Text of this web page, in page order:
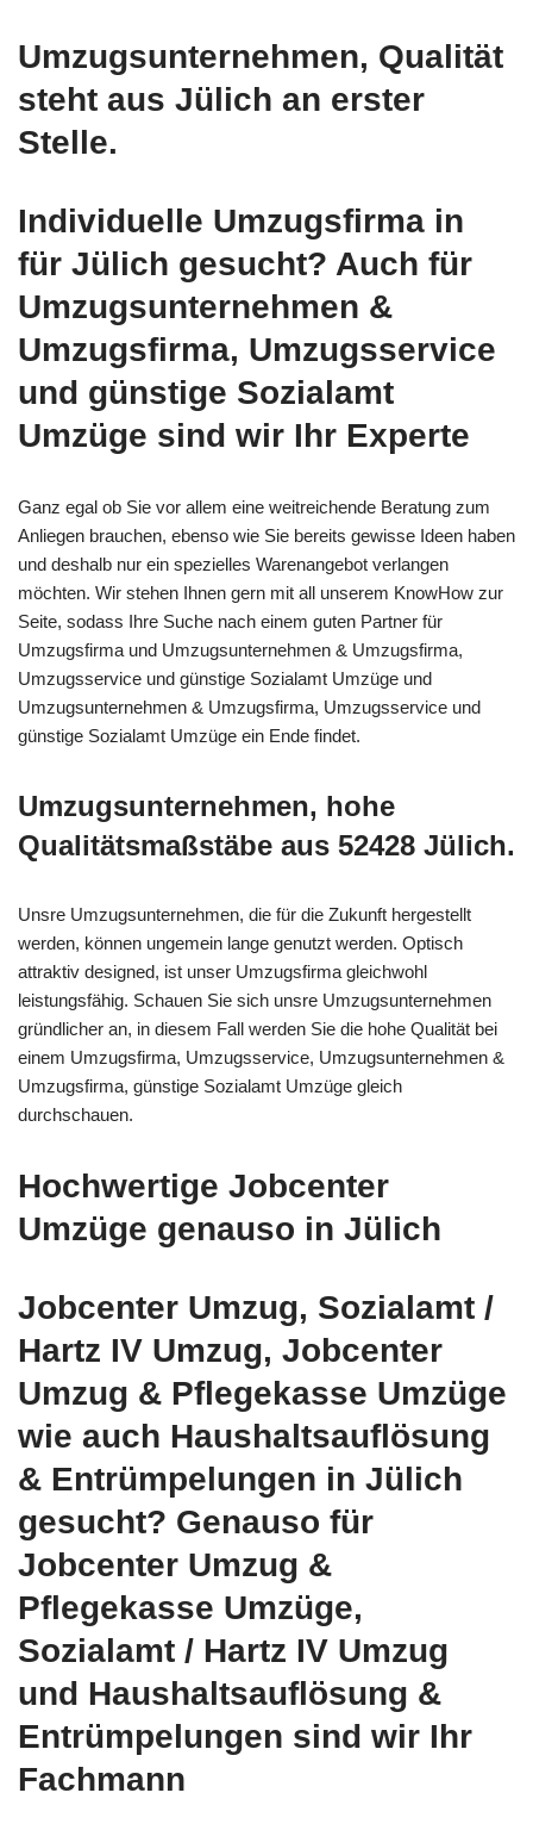
Umzugsunternehmen, Qualität
steht aus Jülich an erster
Stelle.
Individuelle Umzugsfirma in
für Jülich gesucht? Auch für
Umzugsunternehmen &
Umzugsfirma, Umzugsservice
und günstige Sozialamt
Umzüge sind wir Ihr Experte
Ganz egal ob Sie vor allem eine weitreichende Beratung zum
Anliegen brauchen, ebenso wie Sie bereits gewisse Ideen haben
und deshalb nur ein spezielles Warenangebot verlangen
möchten. Wir stehen Ihnen gern mit all unserem KnowHow zur
Seite, sodass Ihre Suche nach einem guten Partner für
Umzugsfirma und Umzugsunternehmen & Umzugsfirma,
Umzugsservice und günstige Sozialamt Umzüge und
Umzugsunternehmen & Umzugsfirma, Umzugsservice und
günstige Sozialamt Umzüge ein Ende findet.
Umzugsunternehmen, hohe
Qualitätsmaßstäbe aus 52428 Jülich.
Unsre Umzugsunternehmen, die für die Zukunft hergestellt
werden, können ungemein lange genutzt werden. Optisch
attraktiv designed, ist unser Umzugsfirma gleichwohl
leistungsfähig. Schauen Sie sich unsre Umzugsunternehmen
gründlicher an, in diesem Fall werden Sie die hohe Qualität bei
einem Umzugsfirma, Umzugsservice, Umzugsunternehmen &
Umzugsfirma, günstige Sozialamt Umzüge gleich
durchschauen.
Hochwertige Jobcenter
Umzüge genauso in Jülich
Jobcenter Umzug, Sozialamt /
Hartz IV Umzug, Jobcenter
Umzug & Pflegekasse Umzüge
wie auch Haushaltsauflösung
& Entrümpelungen in Jülich
gesucht? Genauso für
Jobcenter Umzug &
Pflegekasse Umzüge,
Sozialamt / Hartz IV Umzug
und Haushaltsauflösung &
Entrümpelungen sind wir Ihr
Fachmann